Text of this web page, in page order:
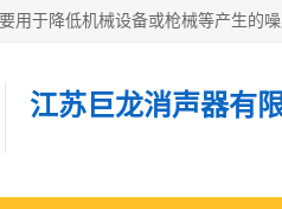
江苏巨龙消声器有